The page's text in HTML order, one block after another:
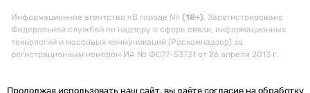
Информационное агентство «В городе N» (18+). Зарегистрировано
Федеральной службой по надзору в сфере связи, информационных
технологий и массовых коммуникаций (Роскомнадзор) за
регистрационным номером ИА № ФС77-53731 от 26 апреля 2013 г.
Продолжая использовать наш сайт, вы даёте согласие на обработку